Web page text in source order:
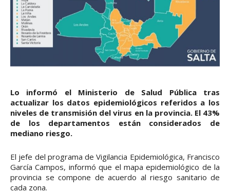
Lo informó el Ministerio de Salud Pública tras
actualizar los datos epidemiológicos referidos a los
niveles de transmisión del virus en la provincia. El 43%
de los departamentos están considerados de
mediano riesgo.
El jefe del programa de Vigilancia Epidemiológica, Francisco
García Campos, informó que el mapa epidemiológico de la
provincia se compone de acuerdo al riesgo sanitario de
cada zona.